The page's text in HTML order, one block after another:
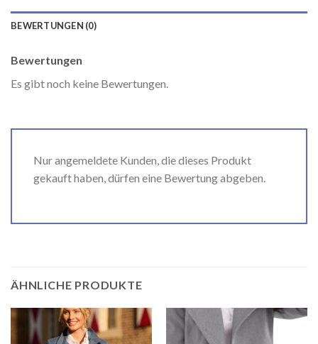
BEWERTUNGEN (0)
Bewertungen
Es gibt noch keine Bewertungen.
Nur angemeldete Kunden, die dieses Produkt
gekauft haben, dürfen eine Bewertung abgeben.
ÄHNLICHE PRODUKTE